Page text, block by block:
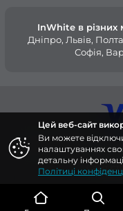
InWhite в різних
Дніпро, Львів,
Софія,
© 2015 — 2026,
Сайт
Цей веб-сайт
Ви можете
налаштуваннях
детальну
Політиці